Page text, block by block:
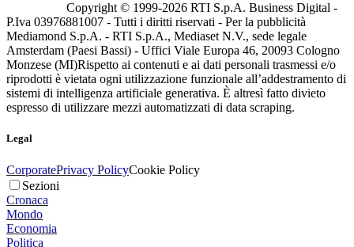
Copyright © 1999-2026 RTI S.p.A. Business Digital -
P.Iva 03976881007 - Tutti i diritti riservati - Per la pubblicità
Mediamond S.p.A. - RTI S.p.A., Mediaset N.V., sede legale
Amsterdam (Paesi Bassi) - Uffici Viale Europa 46, 20093 Cologno
Monzese (MI)Rispetto ai contenuti e ai dati personali trasmessi e/o
riprodotti è vietata ogni utilizzazione funzionale all’addestramento di
sistemi di intelligenza artificiale generativa. È altresì fatto divieto
espresso di utilizzare mezzi automatizzati di data scraping.
Legal
CorporatePrivacy PolicyCookie Policy
Sezioni
Cronaca
Mondo
Economia
Politica